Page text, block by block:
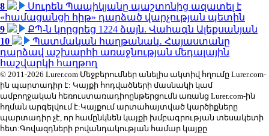
8
Սուրեն Պապիկյանը պաշտոնից ազատել է
«համացանցի հիթ» դարձած վարչության պետին
9
ՔՊ-ն կորցրեց 1224 ձայն. Վահագն Ալեքսանյան
10
Պատմական հաղթանակ․ Հայաստանը
դարձավ աշխարհի առաջնության մեդալային
հաշվարկի հաղթող
© 2011-2026 Lurer.com Մեջբերումներ անելիս ակտիվ հղումը Lurer.com-
ին պարտադիր է: Կայքի հոդվածների մասնակի կամ
ամբողջական հեռուստառադիոընթերցումն առանց Lurer.com-ին
հղման արգելվում է:Կայքում արտահայտված կարծիքները
պարտադիր չէ, որ համընկնեն կայքի խմբագրության տեսակետի
հետ:Գովազդների բովանդակության համար կայքը